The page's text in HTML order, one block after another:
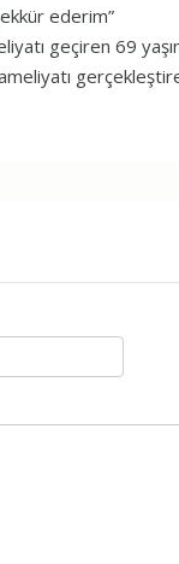
ederim”
geçiren 69